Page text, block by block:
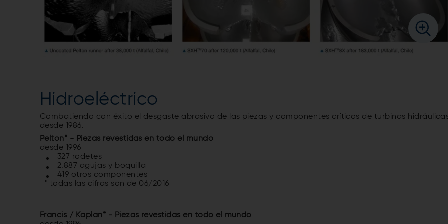
Hidroeléctrico
Combatiendo con éxito el desgaste abrasivo de las piezas y componentes críticos de turbinas
desde 1986.
Pelton* - Piezas revestidas en todo el mundo
desde 1996
327 rodetes
2.887 agujas y boquilla
419 otros componentes
* todas las cifras son de 06/2016
Francis / Kaplan* - Piezas revestidas en todo el mundo